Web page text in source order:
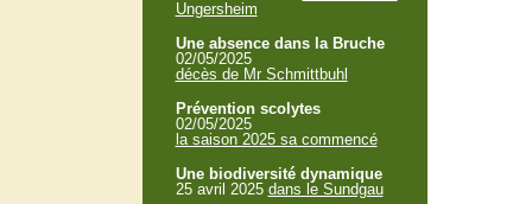
Ungersheim
Une absence dans la Bruche
02/05/2025
décès de Mr Schmittbuhl
Prévention scolytes
02/05/2025
la saison 2025 sa commencé
Une biodiversité dynamique
25 avril 2025 dans le Sundgau